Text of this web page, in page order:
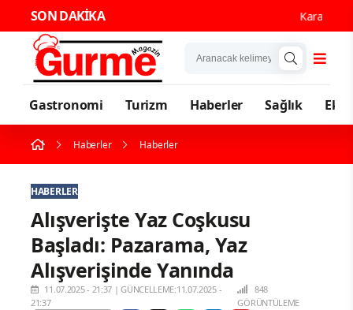
SON DAKİKA
Gastronomi Turizm Haberler Sağlık
Haberler Haberler
HABERLER
Alışverişte Yaz Coşkusu
Başladı: Pazarama, Yaz
Alışverişinde Yanında
11.07.2025 - 21:37 |GÜNCELLEME:11.07.2025 -
21:37
848
GÖRÜNTÜLEME